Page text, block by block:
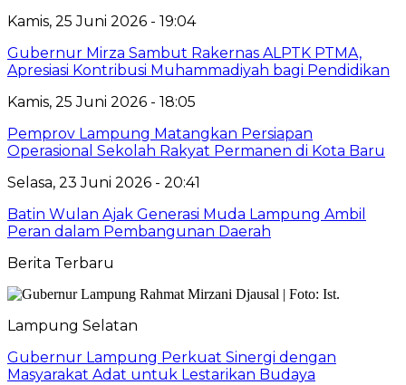
Kamis, 25 Juni 2026 - 19:04
Gubernur Mirza Sambut Rakernas ALPTK PTMA,
Apresiasi Kontribusi Muhammadiyah bagi Pendidikan
Kamis, 25 Juni 2026 - 18:05
Pemprov Lampung Matangkan Persiapan
Operasional Sekolah Rakyat Permanen di Kota Baru
Selasa, 23 Juni 2026 - 20:41
Batin Wulan Ajak Generasi Muda Lampung Ambil
Peran dalam Pembangunan Daerah
Berita Terbaru
Lampung Selatan
Gubernur Lampung Perkuat Sinergi dengan
Masyarakat Adat untuk Lestarikan Budaya